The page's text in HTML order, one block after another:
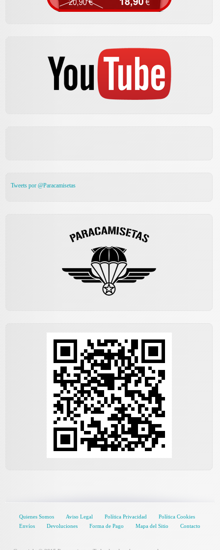
Tweets por @Paracamisetas
Quienes Somos Aviso Legal Política Privacidad
Política Cookies
Envíos
Devoluciones Forma de Pago Mapa del Sitio Contacto